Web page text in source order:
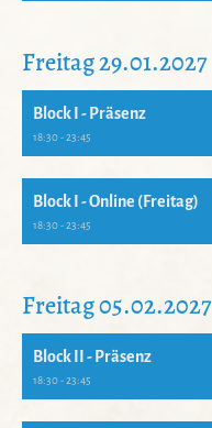
Freitag 29.01.2027
Block I - Präsenz
18:30 - 23:45
Block I - Online (Freitag)
18:30 - 23:45
Freitag 05.02.2027
Block II - Präsenz
18:30 - 23:45